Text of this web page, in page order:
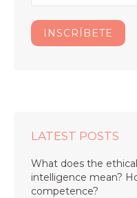
LATEST POSTS
What does the
intelligence mean?
competence?